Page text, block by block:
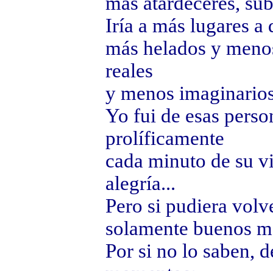
Iría a más lugares a
más helados y
reales
y menos
Yo fui de esas
prolíficamente
cada minuto de su
alegría...
Pero si pudiera
solamente buenos
Por si no lo saben,